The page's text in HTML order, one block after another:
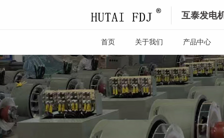
互泰发电
首页 关于我们 产品中心